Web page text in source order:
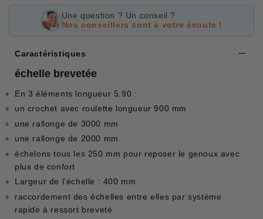
Une question ? Un conseil ?
Nos conseillers sont à votre écoute !
Caractéristiques
échelle brevetée
En 3 éléments longueur 5.90 :
un crochet avec roulette longueur 900 mm
une rallonge de 3000 mm
une rallonge de 2000 mm
échelons tous les 250 mm pour reposer le genoux avec
plus de confort
Largeur de l'échelle : 400 mm
raccordement des échelles entre elles par système
rapide à ressort breveté